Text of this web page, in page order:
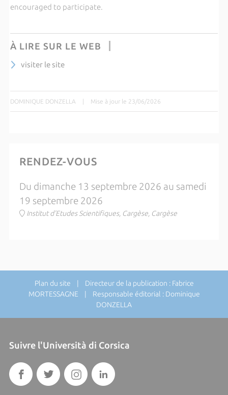
encouraged to participate.
À LIRE SUR LE WEB
visiter le site
DOMINIQUE DONZELLA Mise à jour le 23/06/2026
RENDEZ-VOUS
Du dimanche 13 septembre 2026 au samedi
19 septembre 2026
Institut d'Etudes Scientifiques, Cargèse, Cargèse
Plan du site | Directeur de la publication : Fabrice
MORTESSAGNE | Responsable éditorial : Dominique
DONZELLA
Suivre l'Università di Corsica